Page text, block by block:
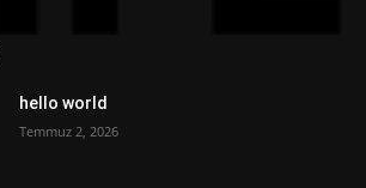
hello world
Temmuz 2, 2026